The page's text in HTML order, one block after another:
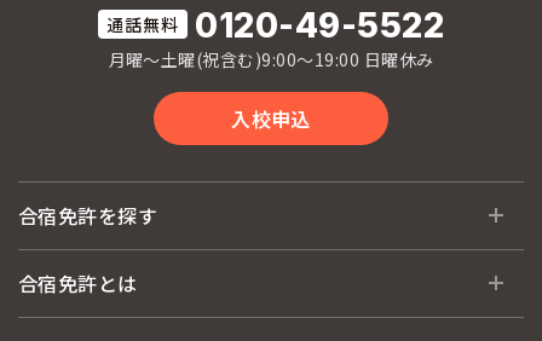
0120-49-5522
月曜〜土曜(祝含む)9:00〜19:00 日曜休み
入校申込
合宿免許を探す
全国 教習所一覧
合宿免許とは